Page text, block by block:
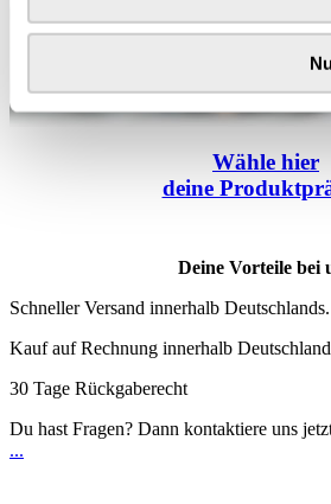
Wähle hier
deine
Deine Vorteile bei
Schneller Versand innerhalb Deutschlands.
Kauf auf Rechnung innerhalb
30 Tage Rückgaberecht
Du hast Fragen? Dann kontaktiere uns
...